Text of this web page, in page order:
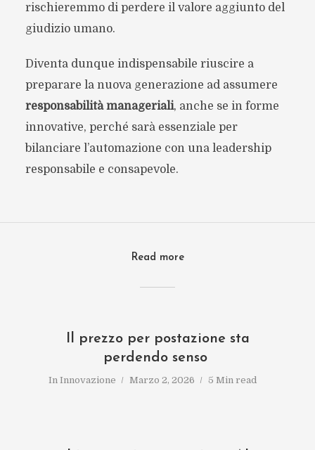
rischieremmo di perdere il valore aggiunto del
giudizio umano.
Diventa dunque indispensabile riuscire a
preparare la nuova generazione ad assumere
responsabilità manageriali, anche se in forme
innovative, perché sarà essenziale per
bilanciare l’automazione con una leadership
responsabile e consapevole.
Read more
Il prezzo per postazione sta
perdendo senso
In Innovazione Marzo 2, 2026 5 Min read